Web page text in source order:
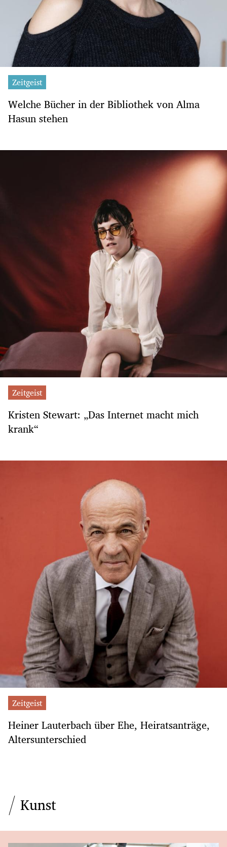
Zeitgeist
Welche Bücher in der Bibliothek von Alma
Hasun stehen
Zeitgeist
Kristen Stewart: „Das Internet macht mich
krank“
Zeitgeist
Heiner Lauterbach über Ehe, Heiratsanträge,
Altersunterschied
Kunst